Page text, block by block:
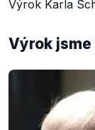
Výrok Karla
Výrok